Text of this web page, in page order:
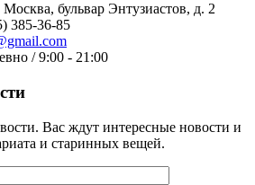
Москва, бульвар Энтузиастов, д. 2
385-36-85
/ 9:00 - 21:00
Вас ждут интересные новости и
и старинных вещей.